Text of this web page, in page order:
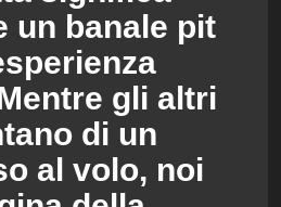
un banale pit
gli altri
di un
al volo, noi